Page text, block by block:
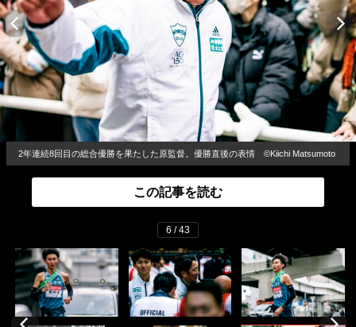
2年連続8回目の総合優勝を果たした原監督。優勝直後の表情 ©Kiichi Matsumoto
この記事を読む
6 / 43